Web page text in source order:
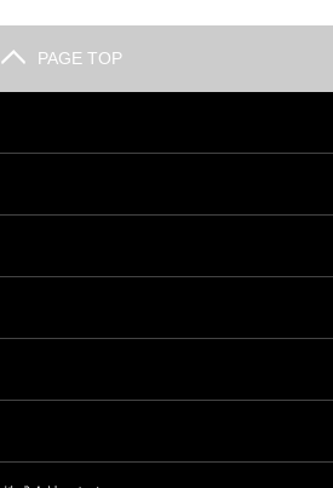
PAGE TOP